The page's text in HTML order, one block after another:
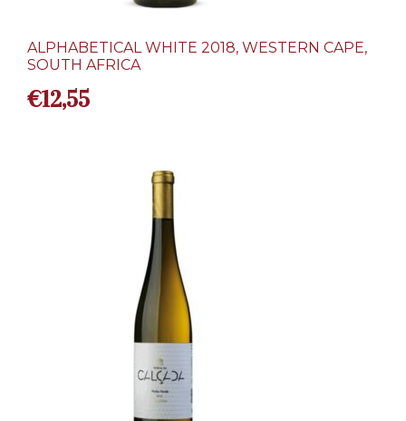
ALPHABETICAL WHITE 2018, WESTERN CAPE,
SOUTH AFRICA
€12,55